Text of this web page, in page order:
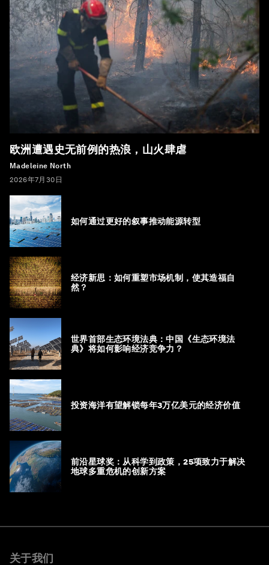
欧洲遭遇史无前例的热浪，山火肆虐
Madeleine North
2026年7月30日
如何通过更好的叙事推动能源转型
经济新思：如何重塑市场机制，使其造福自
然？
世界首部生态环境法典：中国《生态环境法
典》将如何影响经济竞争力？
投资海洋有望解锁每年3万亿美元的经济价值
前沿星球奖：从科学到政策，25项致力于解决
地球多重危机的创新方案
关于我们